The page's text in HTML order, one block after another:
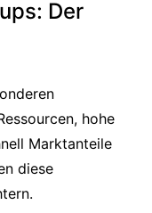
Der
hohe
Marktanteile
diese